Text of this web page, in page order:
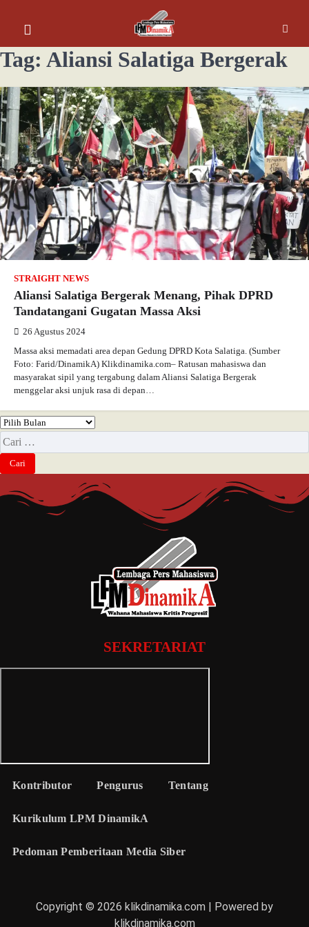
Tag: Aliansi Salatiga Bergerak
STRAIGHT NEWS
Aliansi Salatiga Bergerak Menang, Pihak DPRD
Tandatangani Gugatan Massa Aksi
26 Agustus 2024
Massa aksi memadati area depan Gedung DPRD Kota Salatiga. (Sumber
Foto: Farid/DinamikA) Klikdinamika.com– Ratusan mahasiswa dan
masyarakat sipil yang tergabung dalam Aliansi Salatiga Bergerak
menggelar aksi unjuk rasa di depan…
SEKRETARIAT
Kontributor Pengurus Tentang
Kurikulum LPM DinamikA
Pedoman Pemberitaan Media Siber
Copyright © 2026 klikdinamika.com | Powered by
klikdinamika.com